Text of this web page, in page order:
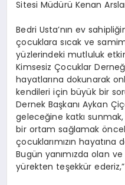
Sitesi Müdürü Kenan
Bedri Usta’nın ev
çocuklara sıcak ve
yüzlerindeki mutluluk
Kimsesiz Çocuklar
hayatlarına dokunarak
kendileri için büyük bir
Dernek Başkanı Aykan
geleceğine katkı
bir ortam sağlamak
çocuklarımızın
Bugün yanımızda olan
yürekten teşekkür